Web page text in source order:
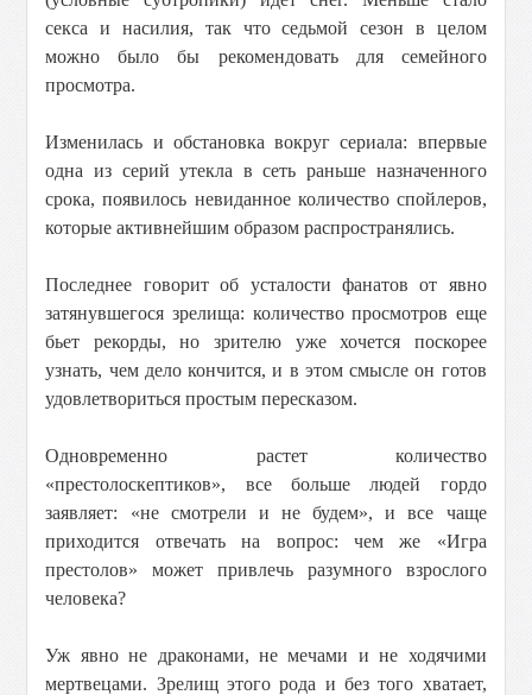
секса и насилия, так что седьмой сезон в целом
можно было бы рекомендовать для семейного
просмотра.
Изменилась и обстановка вокруг сериала: впервые
одна из серий утекла в сеть раньше назначенного
срока, появилось невиданное количество спойлеров,
которые активнейшим образом распространялись.
Последнее говорит об усталости фанатов от явно
затянувшегося зрелища: количество просмотров еще
бьет рекорды, но зрителю уже хочется поскорее
узнать, чем дело кончится, и в этом смысле он готов
удовлетвориться простым пересказом.
Одновременно растет количество
«престолоскептиков», все больше людей гордо
заявляет: «не смотрели и не будем», и все чаще
приходится отвечать на вопрос: чем же «Игра
престолов» может привлечь разумного взрослого
человека?
Уж явно не драконами, не мечами и не ходячими
мертвецами. Зрелищ этого рода и без того хватает,